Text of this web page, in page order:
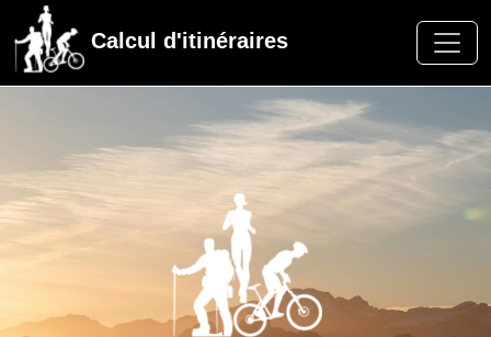
Calcul d'itinéraires